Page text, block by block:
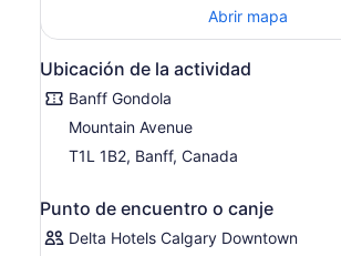
Abrir mapa
Ubicación de la actividad
Banff Gondola
Mountain Avenue
T1L 1B2, Banff, Canada
Punto de encuentro o canje
Delta Hotels Calgary Downtown